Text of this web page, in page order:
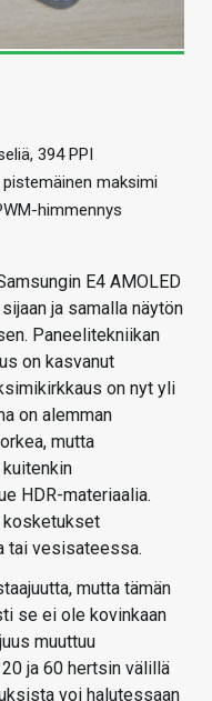
394 PPI
maksimi
himmennys
E4 AMOLED
ja samalla näytön
Paneelitekniikan
on kasvanut
on nyt yli
on alemman
mutta
HDR-materiaalia.
kosketukset
tai vesisateessa.
mutta tämän
se ei ole kovinkaan
muuttuu
ja 60 hertsin välillä
voi halutessaan